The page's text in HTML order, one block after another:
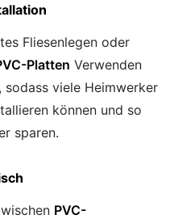
Fliesenlegen oder
Platten Verwenden
sodass viele Heimwerker
können und so
sparen.
PVC-